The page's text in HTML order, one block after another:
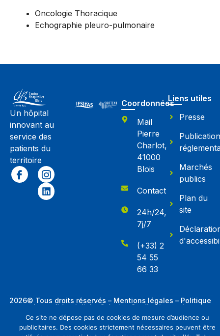
Oncologie Thoracique
Echographie pleuro-pulmonaire
Un hôpital
innovant au
service des
patients du
territoire
Coordonnées
Mail
Pierre
Charlot,
41000
Blois
Contact
24h/24,
7j/7
(+33) 2
54 55
66 33
Liens utiles
Presse
Marchés
publics
Plan du
site
2026© Tous droits réservés – Mentions légales – Politique
de confidentialité – Création Studio Limonade
E-admissions
Ce site ne dépose pas de cookies de mesure d’audience ou
publicitaires. Des cookies strictement nécessaires peuvent être